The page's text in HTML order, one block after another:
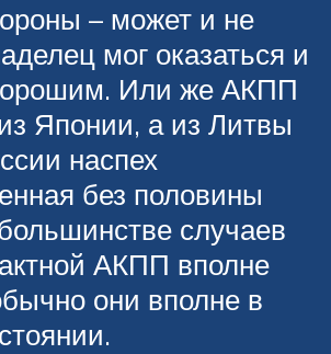
– может и не
мог оказаться и
Или же АКПП
Японии, а из Литвы
наспех
без половины
случаев
АКПП вполне
они вполне в